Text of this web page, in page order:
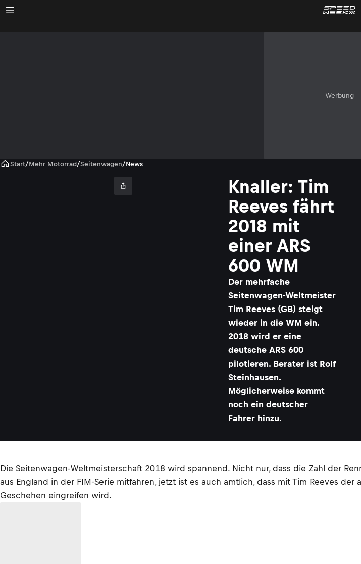
Werbung
Start/Mehr Motorrad/Seitenwagen/News
Knaller: Tim
Reeves fährt
2018 mit
einer ARS
600 WM
Der mehrfache
Seitenwagen-Weltmeister
Tim Reeves (GB) steigt
wieder in die WM ein.
2018 wird er eine
deutsche ARS 600
pilotieren. Berater ist Rolf
Steinhausen.
Möglicherweise kommt
noch ein deutscher
Fahrer hinzu.
Die Seitenwagen-Weltmeisterschaft 2018 wird spannend. Nicht nur, dass die Zahl der
aus England in der FIM-Serie mitfahren, jetzt ist es auch amtlich, dass mit Tim Reeves
Geschehen eingreifen wird.